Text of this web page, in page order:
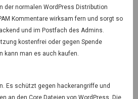
der normalen WordPress Distribution
Kommentare wirksam fern und sorgt so
und im Postfach des Admins.
kostenfrei oder gegen Spende
kann man es auch kaufen.
Es schützt gegen hackerangriffe und